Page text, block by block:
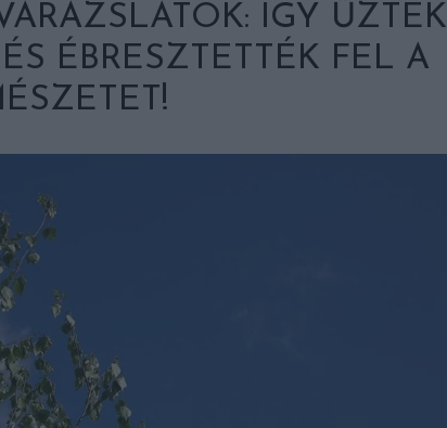
ÍGY ŰZTÉK
ÉBRESZTETTÉK FEL A